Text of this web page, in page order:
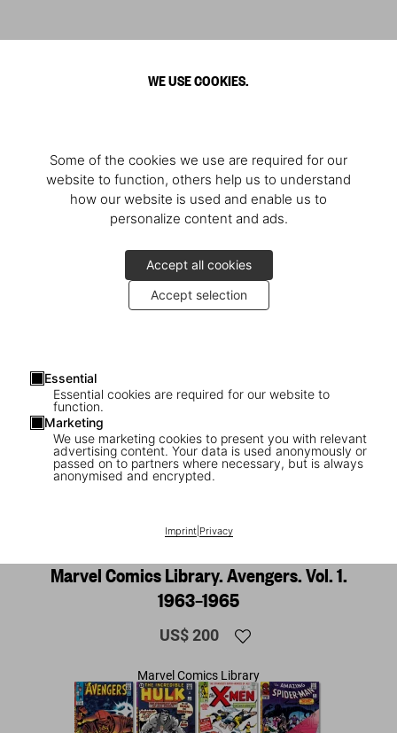
WE USE COOKIES.
Some of the cookies we use are required for our
website to function, others help us to understand
how our website is used and enable us to
personalize content and ads.
Accept all cookies
Accept selection
Essential
Essential cookies are required for our website to
function.
Marketing
We use marketing cookies to present you with relevant
advertising content. Your data is used anonymously or
passed on to partners where necessary, but is always
anonymised and encrypted.
Imprint| Privacy
Marvel Comics Library. Avengers. Vol. 1.
1963–1965
US$ 200
Marvel Comics Library